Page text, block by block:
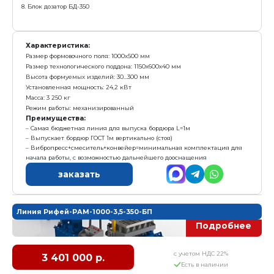
Комплектация:
1. Вибропресс Рифей Рам-1000
2. Пульт управления
3. Маслостанция
4. Поддон технологический - 10 шт
5. Пуансон матрица - 1 комплект
6. Модуль подачи поддонов с кассетой
7. Приемный бункер вибропресса
8. Подъемник поддонов
9. Рольганг
Характеристика:
Размер формовочного поля: 1000х500 мм
Размер технологического поддона: 1150х600х40 мм
Высота формуемых изделий: 30...300 мм
Установленная мощность: 19 кВт